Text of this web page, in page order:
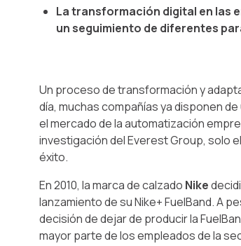
La transformación digital en las
un seguimiento de diferentes
Un proceso de transformación y
día, muchas compañías ya disponen
el mercado de la automatización
investigación del Everest Group, solo
éxito.
En 2010, la marca de calzado Nike
lanzamiento de su Nike+ FuelBand. A
decisión de dejar de producir la
mayor parte de los empleados de la